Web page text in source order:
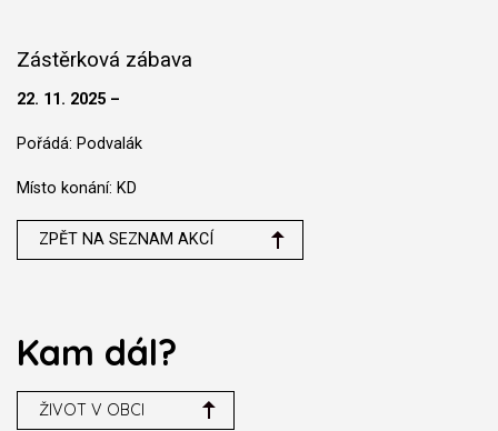
Zástěrková zábava
22. 11. 2025 –
Pořádá: Podvalák
Místo konání: KD
ZPĚT NA SEZNAM AKCÍ
Kam dál?
ŽIVOT V OBCI